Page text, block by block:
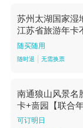
苏州太湖国家湿
江苏省旅游年卡
随买随用
随时退 无需换票
南通狼山风景名
卡+啬园【联合
可订明日